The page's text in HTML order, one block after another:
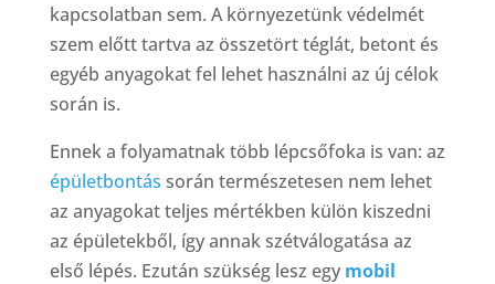
kapcsolatban sem. A környezetünk védelmét
szem előtt tartva az összetört téglát, betont és
egyéb anyagokat fel lehet használni az új célok
során is.
Ennek a folyamatnak több lépcsőfoka is van: az
épületbontás során természetesen nem lehet
az anyagokat teljes mértékben külön kiszedni
az épületekből, így annak szétválogatása az
első lépés. Ezután szükség lesz egy mobil